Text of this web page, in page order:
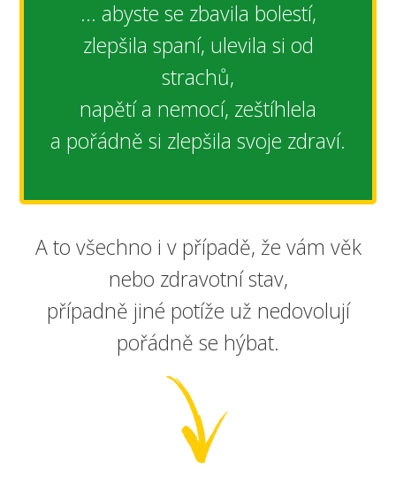
... abyste se zbavila bolestí,
zlepšila spaní, ulevila si od
strachů,
napětí a nemocí, zeštíhlela
a pořádně si zlepšila svoje zdraví.
A to všechno i v případě, že vám věk
nebo zdravotní stav,
případně jiné potíže už nedovolují
pořádně se hýbat.